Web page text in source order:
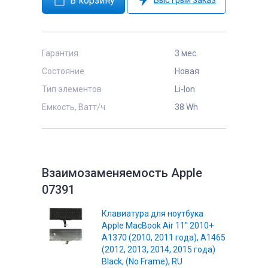
Гарантия
3 мес.
Состояние
Новая
Тип элементов
Li-Ion
Емкость, Ватт/ч
38 Wh
Взаимозаменяемость Apple
07391
Клавиатура для ноутбука
Apple MacBook Air 11" 2010+
A1370 (2010, 2011 года), A1465
(2012, 2013, 2014, 2015 года)
Black, (No Frame), RU